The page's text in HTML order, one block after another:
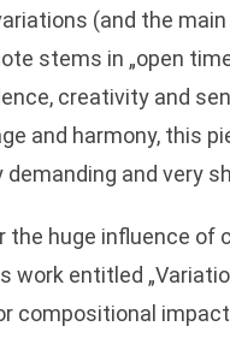
(and the
stems in „open
creativity and
and harmony, this
and very
the huge influence of
work entitled
compositional